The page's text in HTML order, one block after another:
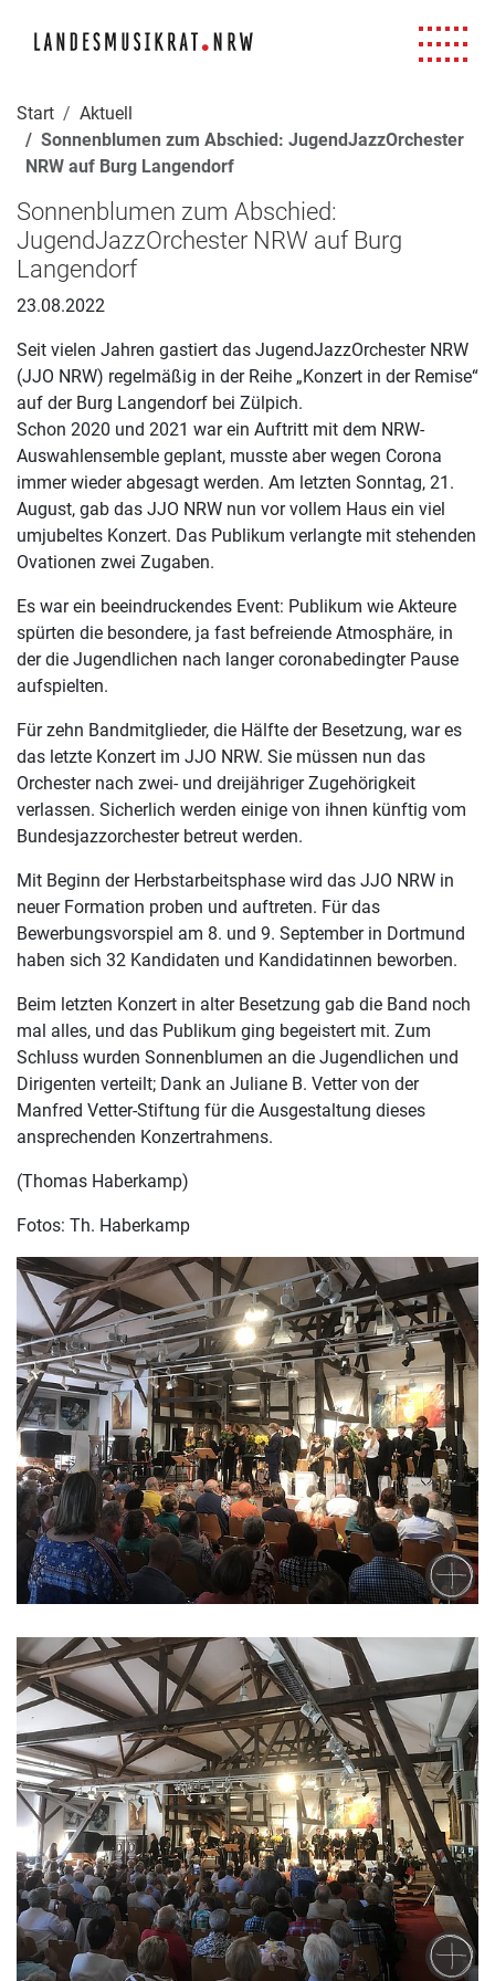
Start
Aktuell
Sonnenblumen zum Abschied: JugendJazzOrchester
NRW auf Burg Langendorf
Sonnenblumen zum Abschied:
JugendJazzOrchester NRW auf Burg
Langendorf
23.08.2022
Seit vielen Jahren gastiert das JugendJazzOrchester NRW
(JJO NRW) regelmäßig in der Reihe „Konzert in der Remise“
auf der Burg Langendorf bei Zülpich.
Schon 2020 und 2021 war ein Auftritt mit dem NRW-
Auswahlensemble geplant, musste aber wegen Corona
immer wieder abgesagt werden. Am letzten Sonntag, 21.
August, gab das JJO NRW nun vor vollem Haus ein viel
umjubeltes Konzert. Das Publikum verlangte mit stehenden
Ovationen zwei Zugaben.
Es war ein beeindruckendes Event: Publikum wie Akteure
spürten die besondere, ja fast befreiende Atmosphäre, in
der die Jugendlichen nach langer coronabedingter Pause
aufspielten.
Für zehn Bandmitglieder, die Hälfte der Besetzung, war es
das letzte Konzert im JJO NRW. Sie müssen nun das
Orchester nach zwei- und dreijähriger Zugehörigkeit
verlassen. Sicherlich werden einige von ihnen künftig vom
Bundesjazzorchester betreut werden.
Mit Beginn der Herbstarbeitsphase wird das JJO NRW in
neuer Formation proben und auftreten. Für das
Bewerbungsvorspiel am 8. und 9. September in Dortmund
haben sich 32 Kandidaten und Kandidatinnen beworben.
Beim letzten Konzert in alter Besetzung gab die Band noch
mal alles, und das Publikum ging begeistert mit. Zum
Schluss wurden Sonnenblumen an die Jugendlichen und
Dirigenten verteilt; Dank an Juliane B. Vetter von der
Manfred Vetter-Stiftung für die Ausgestaltung dieses
ansprechenden Konzertrahmens.
(Thomas Haberkamp)
Fotos: Th. Haberkamp